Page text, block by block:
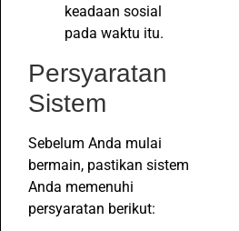
keadaan sosial
pada waktu itu.
Persyaratan
Sistem
Sebelum Anda mulai
bermain, pastikan sistem
Anda memenuhi
persyaratan berikut: